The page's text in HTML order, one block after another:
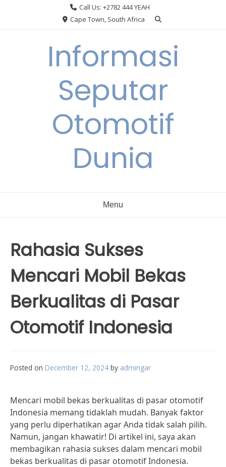
Call Us: +2782 444 YEAH
Cape Town, South Africa
Informasi
Seputar
Otomotif
Dunia
Menu
Rahasia Sukses
Mencari Mobil Bekas
Berkualitas di Pasar
Otomotif Indonesia
Posted on December 12, 2024 by admingar
Mencari mobil bekas berkualitas di pasar otomotif
Indonesia memang tidaklah mudah. Banyak faktor
yang perlu diperhatikan agar Anda tidak salah pilih.
Namun, jangan khawatir! Di artikel ini, saya akan
membagikan rahasia sukses dalam mencari mobil
bekas berkualitas di pasar otomotif Indonesia.